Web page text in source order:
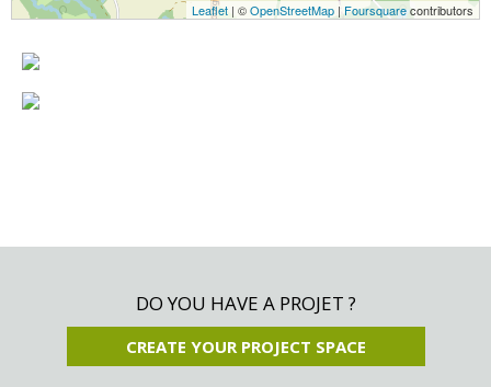
Leaflet | ©OpenStreetMap | Foursquarecontributors
DO YOU HAVE A PROJET ?
CREATE YOUR PROJECT SPACE